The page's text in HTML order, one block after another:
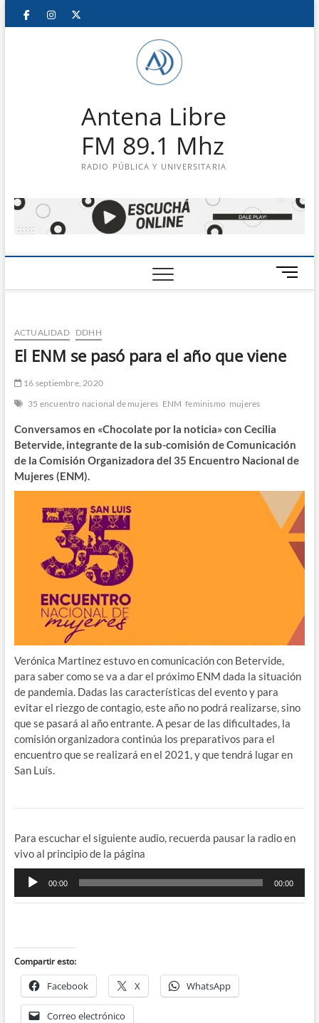
Saltar
FacebookInstagram
Antena Libre
FM 89.1 Mhz
RADIO PÚBLICA Y UNIVERSITARIA
B
o
d
e
ACTUALIDAD DDHH
El ENM se pasó para el año que viene
16 septiembre, 2020
35 encuentro nacional de mujeres ENM feminismo mujeres
Conversamos en «Chocolate por la noticia» con Cecilia
Betervide, integrante de la sub-comisión de Comunicación
de la Comisión Organizadora del 35 Encuentro Nacional de
Mujeres (ENM).
Verónica Martinez estuvo en comunicación con Betervide,
para saber como se va a dar el próximo ENM dada la situación
de pandemia. Dadas las características del evento y para
evitar el riezgo de contagio, este año no podrá realizarse, sino
que se pasará al año entrante. A pesar de las dificultades, la
comisión organizadora continúa los preparativos para el
encuentro que se realizará en el 2021, y que tendrá lugar en
San Luís.
Para escuchar el siguiente audio, recuerda pausar la radio en
vivo al principio de la página
Reproductor
audio
00:00 00:00
Compartir esto:
Facebook X WhatsApp
Correo electrónico